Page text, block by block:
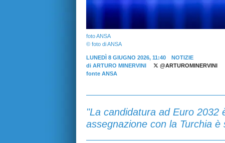
foto ANSA
© foto di ANSA
LUNEDÌ 8 GIUGNO 2026, 11:40
NOTIZIE
di ARTURO MINERVINI
@ARTUROMINERVINI
fonte ANSA
"La candidatura ad Euro
assegnazione con la Turchia